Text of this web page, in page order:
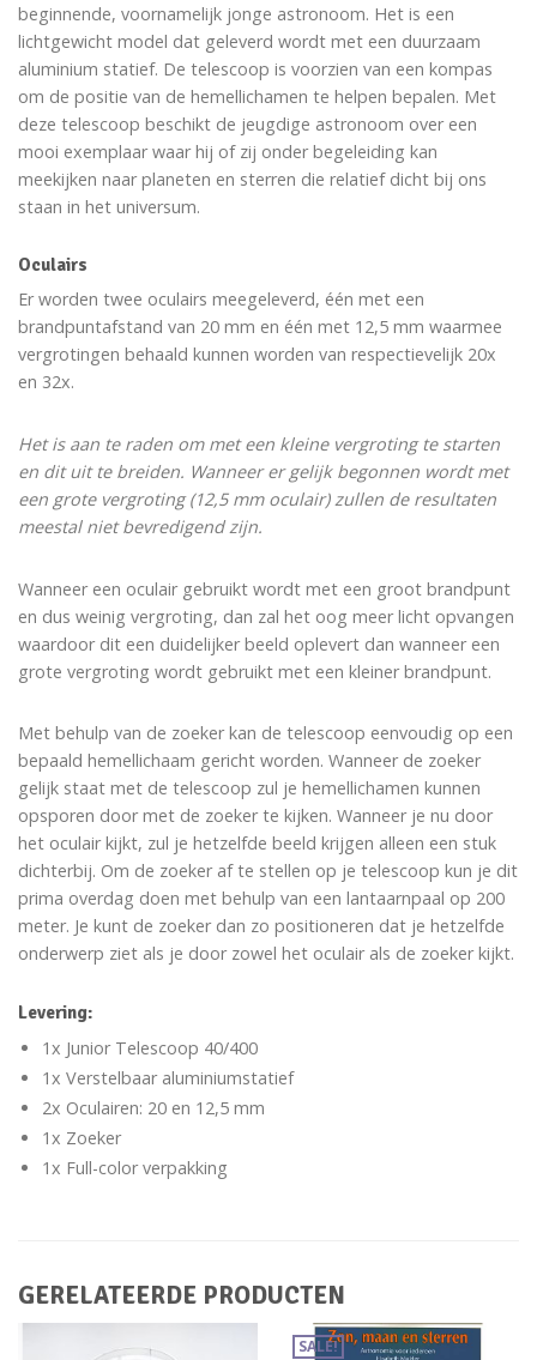
beginnende, voornamelijk jonge astronoom. Het is een
lichtgewicht model dat geleverd wordt met een duurzaam
aluminium statief. De telescoop is voorzien van een kompas
om de positie van de hemellichamen te helpen bepalen. Met
deze telescoop beschikt de jeugdige astronoom over een
mooi exemplaar waar hij of zij onder begeleiding kan
meekijken naar planeten en sterren die relatief dicht bij ons
staan in het universum.
Oculairs
Er worden twee oculairs meegeleverd, één met een
brandpuntafstand van 20 mm en één met 12,5 mm waarmee
vergrotingen behaald kunnen worden van respectievelijk 20x
en 32x.
Het is aan te raden om met een kleine vergroting te starten
en dit uit te breiden. Wanneer er gelijk begonnen wordt met
een grote vergroting (12,5 mm oculair) zullen de resultaten
meestal niet bevredigend zijn.
Wanneer een oculair gebruikt wordt met een groot brandpunt
en dus weinig vergroting, dan zal het oog meer licht opvangen
waardoor dit een duidelijker beeld oplevert dan wanneer een
grote vergroting wordt gebruikt met een kleiner brandpunt.
Met behulp van de zoeker kan de telescoop eenvoudig op een
bepaald hemellichaam gericht worden. Wanneer de zoeker
gelijk staat met de telescoop zul je hemellichamen kunnen
opsporen door met de zoeker te kijken. Wanneer je nu door
het oculair kijkt, zul je hetzelfde beeld krijgen alleen een stuk
dichterbij. Om de zoeker af te stellen op je telescoop kun je dit
prima overdag doen met behulp van een lantaarnpaal op 200
meter. Je kunt de zoeker dan zo positioneren dat je hetzelfde
onderwerp ziet als je door zowel het oculair als de zoeker kijkt.
Levering:
1x Junior Telescoop 40/400
1x Verstelbaar aluminiumstatief
2x Oculairen: 20 en 12,5 mm
1x Zoeker
1x Full-color verpakking
GERELATEERDE PRODUCTEN
SALE!